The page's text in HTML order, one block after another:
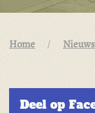
Home Nieuws
Deel op